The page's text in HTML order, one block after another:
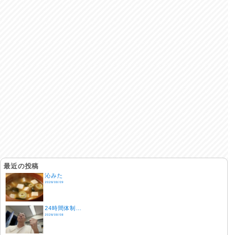
最近の投稿
沁みた
2026/08/09
24時間体制…
2026/08/08